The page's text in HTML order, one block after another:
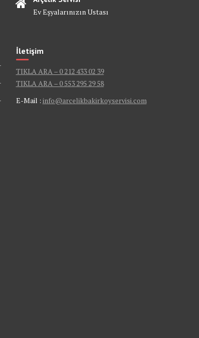
Ev Eşyalarınızın Ustası
İletişim
TIKLA ARA – 0 212 433 02 39
TIKLA ARA – 0 553 295 29 58
E-Mail : info@arcelikbakirkoyservisi.com